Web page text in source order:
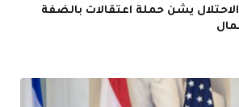
يشن حملة اعتقالات بالضفة